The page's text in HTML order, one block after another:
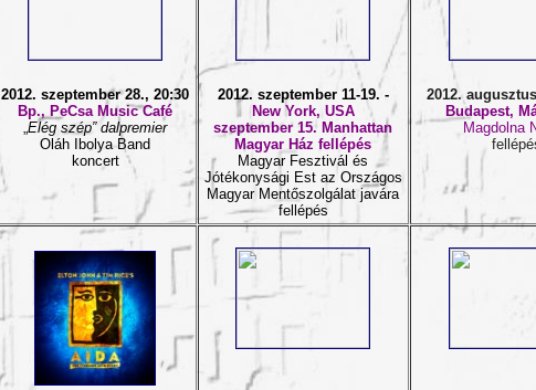
2012. szeptember 28., 20:30
Bp., PeCsa Music Café
„Elég szép” dalpremier
Oláh Ibolya Band
koncert
2012. szeptember 11-19. -
New York, USA
szeptember 15. Manhattan
Magyar Ház fellépés
Magyar Fesztivál és
Jótékonysági Est az Országos
Magyar Mentőszolgálat javára
fellépés
2012.
Budapest,
Magdolna